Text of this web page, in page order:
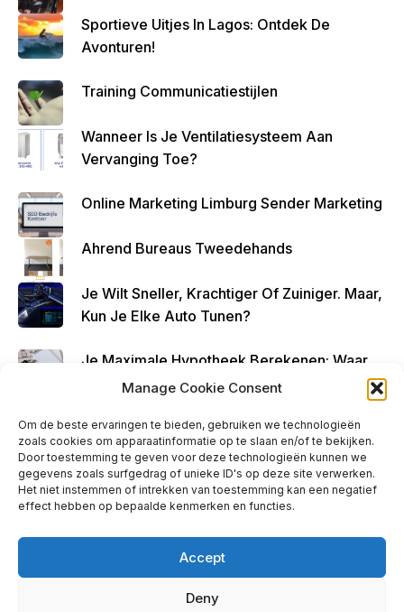
Manage Cookie Consent
Om de beste ervaringen te bieden, gebruiken we technologieën
zoals cookies om apparaatinformatie op te slaan en/of te bekijken.
Door toestemming te geven voor deze technologieën kunnen we
gegevens zoals surfgedrag of unieke ID's op deze site verwerken.
Het niet instemmen of intrekken van toestemming kan een negatief
effect hebben op bepaalde kenmerken en functies.
Accept
Deny
Om
Zo
Geld
Over
Te
Houde
Sportieve Uitjes In Lagos: Ontdek De
Avonturen!
Training Communicatiestijlen
Wanneer Is Je Ventilatiesysteem Aan
Vervanging Toe?
Online Marketing Limburg Sender Marketing
Ahrend Bureaus Tweedehands
Je Wilt Sneller, Krachtiger Of Zuiniger. Maar,
Kun Je Elke Auto Tunen?
Je Maximale Hypotheek Berekenen: Waar
Begin Je?
Ads - Before Footer